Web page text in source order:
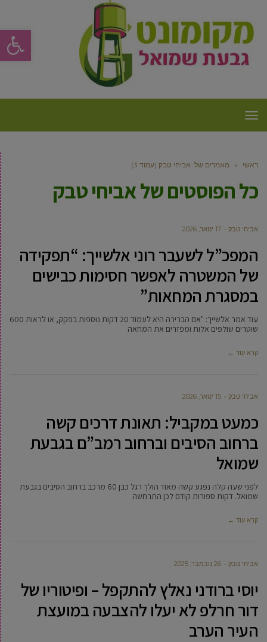
פתח
תפריט
ראשי » מאמרים של: אביחי טבק (עמוד 3)
כל הפוסטים שלאביחי טבק
אביחי טבק 17 ינואר, 2026
המפכ”ל לשעבר רוני אלשייך: “תפקידה
של המשטרה לאפשר חסימות כבישים
במסגרת המחאות”
עוד אמר אלשייך: "אם הברירה היא לעמוד 20 דקות נוספות בפקק, או לראות 600
שוטרים שולפים אלות ומפזרים את המחאה
קרא עוד ←
אביחי טבק 15 ינואר, 2026
כמעט במקביל: תאונת דרכים קשה
ברחוב הסיבים וברחוב רמב”ם בגבעת
שמואל
לפני שעה קלה נפגע קשה מאוד הולך רגל כבן 60 מרכב ברחוב הסיבים בגבעת
שמואל. דקות ספורות קודם לכן התרחשה
קרא עוד ←
אביחי טבק 26 נובמבר, 2025
יוסי ברודני נאלץ להתקפל – ופיטוריו של
דור חרלפ לא יעלו להצבעה במועצת
העיר הערב